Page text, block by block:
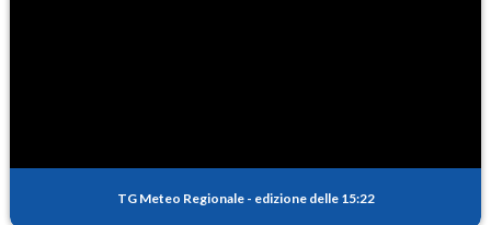
TG Meteo Regionale - edizione delle 15:22